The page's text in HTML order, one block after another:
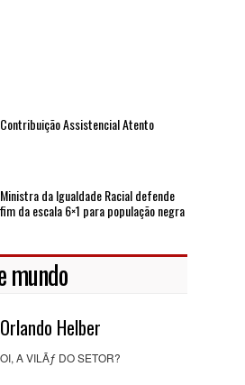
Contribuição Assistencial Atento
Ministra da Igualdade Racial defende
fim da escala 6×1 para população negra
mundo
Orlando Helber
OI, A VILÃƒ DO SETOR?